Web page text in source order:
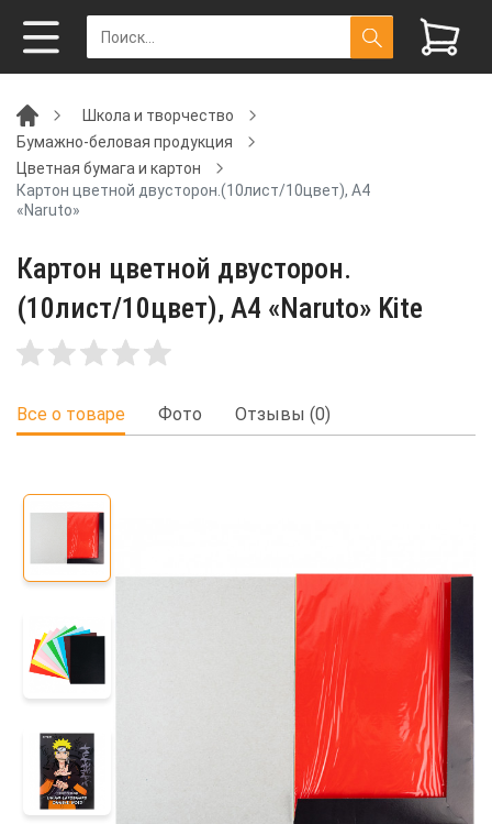
Школа и творчество
Бумажно-беловая продукция
Цветная бумага и картон
Картон цветной двусторон.(10лист/10цвет), А4
«Naruto»
Картон цветной двусторон.
(10лист/10цвет), А4 «Naruto» Kite
Все о товаре Фото Отзывы (0)